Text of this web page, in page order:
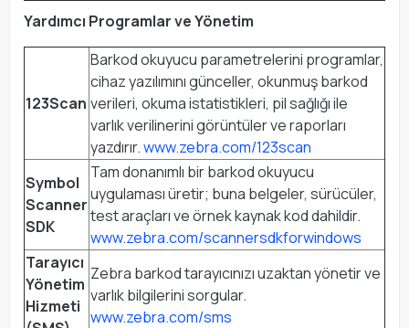
Yardımcı Programlar ve Yönetim
123Scan
Barkod okuyucu parametrelerini programlar,
cihaz yazılımını günceller, okunmuş barkod
verileri, okuma istatistikleri, pil sağlığı ile
varlık verilinerini görüntüler ve raporları
yazdırır.www.zebra.com/123scan
Symbol
Scanner
SDK
Tam donanımlı bir barkod okuyucu
uygulaması üretir; buna belgeler, sürücüler,
test araçları ve örnek kaynak kod dahildir.
www.zebra.com/scannersdkforwindows
Tarayıcı
Yönetim
Hizmeti
Zebra barkod tarayıcınızı uzaktan yönetir ve
varlık bilgilerini sorgular.
www.zebra.com/sms